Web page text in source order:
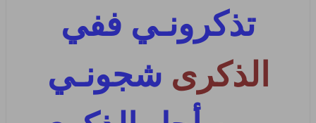
تذكرونـي ففي
الذكرى شجونـي